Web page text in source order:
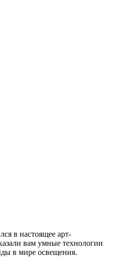
в настоящее арт-
вам умные технологии
в мире освещения.